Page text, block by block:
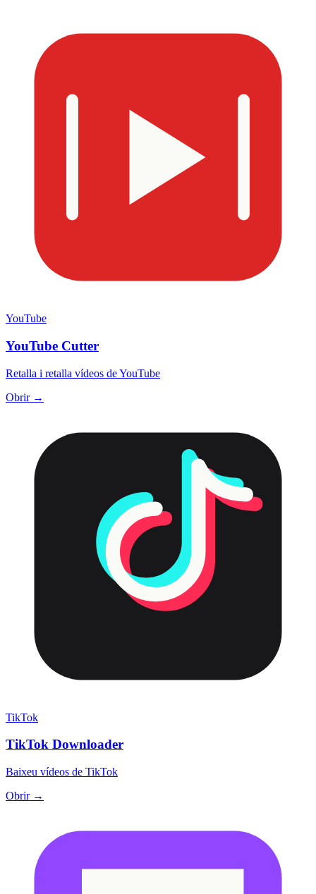
YouTube
YouTube Cutter
Retalla i retalla vídeos de YouTube
Obrir →
TikTok
TikTok Downloader
Baixeu vídeos de TikTok
Obrir →